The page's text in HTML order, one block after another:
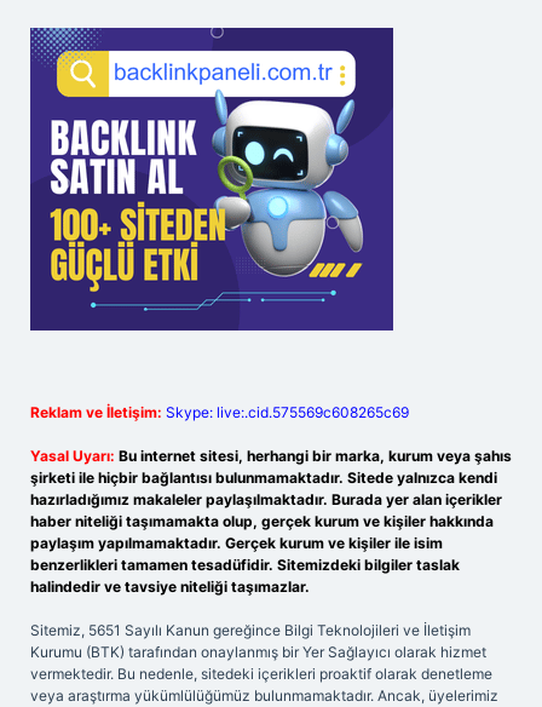
Reklam ve İletişim: Skype: live:.cid.575569c608265c69
Yasal Uyarı: Bu internet sitesi, herhangi bir marka, kurum veya şahıs
şirketi ile hiçbir bağlantısı bulunmamaktadır. Sitede yalnızca kendi
hazırladığımız makaleler paylaşılmaktadır. Burada yer alan içerikler
haber niteliği taşımamakta olup, gerçek kurum ve kişiler hakkında
paylaşım yapılmamaktadır. Gerçek kurum ve kişiler ile isim
benzerlikleri tamamen tesadüfidir. Sitemizdeki bilgiler taslak
halindedir ve tavsiye niteliği taşımazlar.
Sitemiz, 5651 Sayılı Kanun gereğince Bilgi Teknolojileri ve İletişim
Kurumu (BTK) tarafından onaylanmış bir Yer Sağlayıcı olarak hizmet
vermektedir. Bu nedenle, sitedeki içerikleri proaktif olarak denetleme
veya araştırma yükümlülüğümüz bulunmamaktadır. Ancak, üyelerimiz